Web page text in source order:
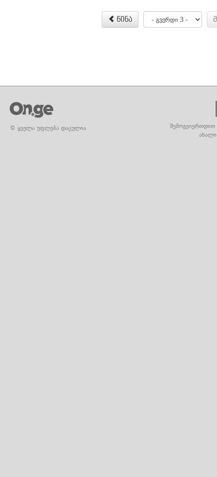
წინა
© ყველა უფლება დაცულია
შემოგვიერთდით
ახალი